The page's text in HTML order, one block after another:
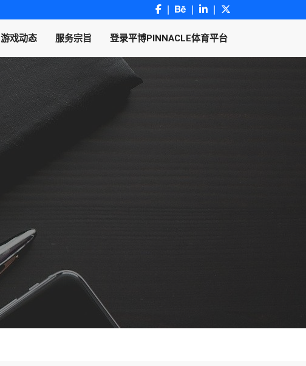
游戏动态 服务宗旨 登录平博PINNACLE体育平台